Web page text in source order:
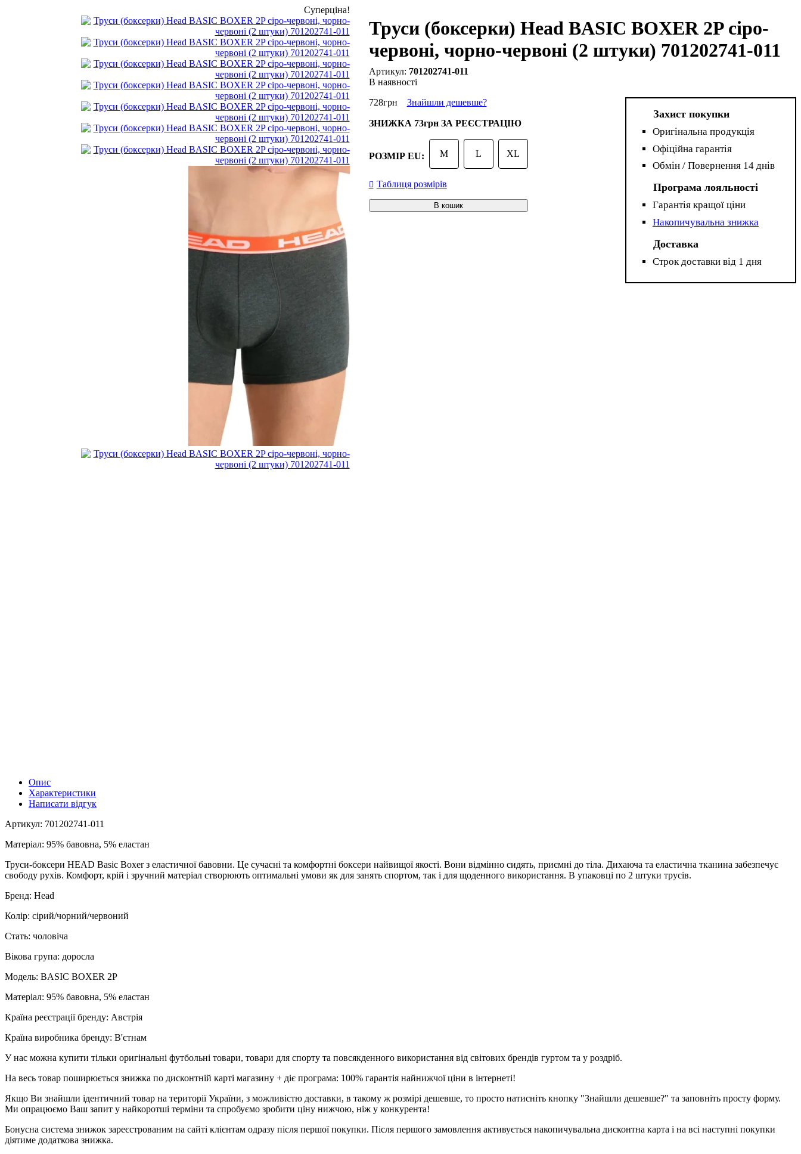
Суперціна!
Труси (боксерки) Head BASIC BOXER 2P сіро-
червоні, чорно-червоні (2 штуки) 701202741-011
701202741-011
В наявності
728грн Знайшли дешевше?
ЗНИЖКА 73грн ЗА РЕЄСТРАЦІЮ
РОЗМІР EU: M L XL
Таблиця розмірів
В кошик
Захист покупки
Оригінальна продукція
Офіційна гарантія
Обмін / Повернення 14 днів
Програма лояльності
Гарантія кращої ціни
Накопичувальна знижка
Доставка
Строк доставки від 1 дня
Опис
Характеристики
Написати відгук
Артикул: 701202741-011
Матеріал: 95% бавовна, 5% еластан
Труси-боксери HEAD Basic Boxer з еластичної бавовни. Це сучасні та комфортні боксери найвищої якості. Вони відмінно сидять, приємні до тіла. Дихаюча та еластична тканина забезпечує
свободу рухів. Комфорт, крій і зручний матеріал створюють оптимальні умови як для занять спортом, так і для щоденного використання. В упаковці по 2 штуки трусів.
Бренд: Head
Колір: сірий/чорний/червоний
Стать: чоловіча
Вікова група: доросла
Модель: BASIC BOXER 2P
Матеріал: 95% бавовна, 5% еластан
Країна реєстрації бренду: Австрія
Країна виробника бренду: В'єтнам
У нас можна купити тільки оригінальні футбольні товари, товари для спорту та повсякденного використання від світових брендів гуртом та у роздріб.
На весь товар поширюється знижка по дисконтній карті магазину + діє програма: 100% гарантія найнижчої ціни в інтернеті!
Якщо Ви знайшли ідентичний товар на території України, з можливістю доставки, в такому ж розмірі дешевше, то просто натисніть кнопку "Знайшли дешевше?" та заповніть просту форму.
Ми опрацюємо Ваш запит у найкоротші терміни та спробуємо зробити ціну нижчою, ніж у конкурента!
Бонусна система знижок зареєстрованим на сайті клієнтам одразу після першої покупки. Після першого замовлення активується накопичувальна дисконтна карта і на всі наступні покупки
діятиме додаткова знижка.